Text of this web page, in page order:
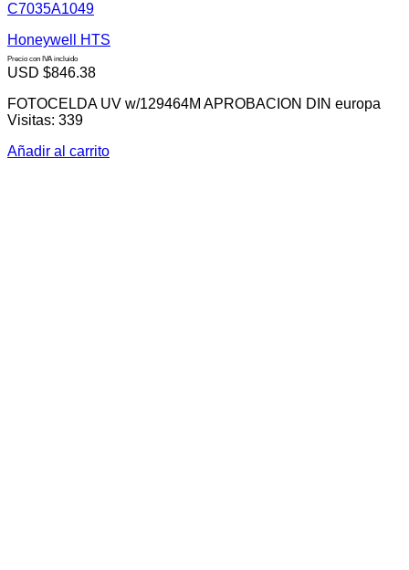
C7035A1049
Honeywell HTS
Precio con IVA incluido
USD $846.38
FOTOCELDA UV w/129464M APROBACION DIN europa
Visitas: 339
Añadir al carrito